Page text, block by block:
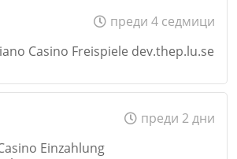
преди 4 седмици
Casino Freispiele dev.thep.lu.se
преди 2 дни
Einzahlung